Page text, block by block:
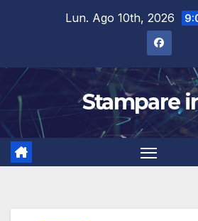
Lun. Ago 10th, 2026
Stampare